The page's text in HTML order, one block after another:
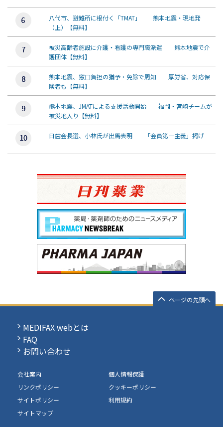
八代市、避難所に根付く「TMAT」 熊本地震・現地発
（上）【無料】
被災高齢者施設に介護・看護の専門職派遣 熊本地震で介
護団体【無料】
熊本地震、窓口負担の猶予・免除で周知 厚労省、対応保
険者も【無料】
熊本地震、JMATによる支援活動開始 福岡・宮崎チームが
被災地入り【無料】
日歯会長選、小林氏が出馬表明 「会員第一主義」掲げ
ページの先頭へ
MEDIFAX webとは
FAQ
お問い合わせ
会社案内
個人情報保護
リンクポリシー
クッキーポリシー
サイトポリシー
利用規約
サイトマップ